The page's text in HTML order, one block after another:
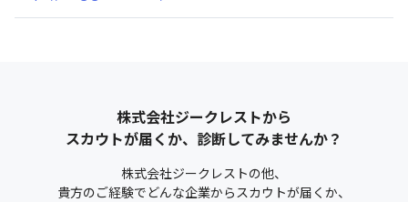
株式会社ジークレストから
スカウトが届くか、診断してみませんか？
株式会社ジークレストの他、
貴方のご経験でどんな企業からスカウトが届くか、